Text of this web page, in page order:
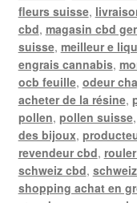
fleurs suisse,
cbd, magasin cbd
suisse, meilleur e
engrais cannabis,
ocb feuille, odeur
acheter de la résine,
pollen, pollen suisse,
des bijoux,
revendeur cbd,
schweiz cbd,
shopping achat en